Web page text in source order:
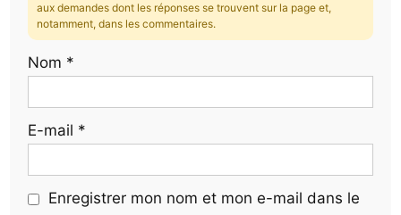
aux demandes dont les réponses se trouvent sur la page et,
notamment, dans les commentaires.
Nom *
E-mail *
Enregistrer mon nom et mon e-mail dans le